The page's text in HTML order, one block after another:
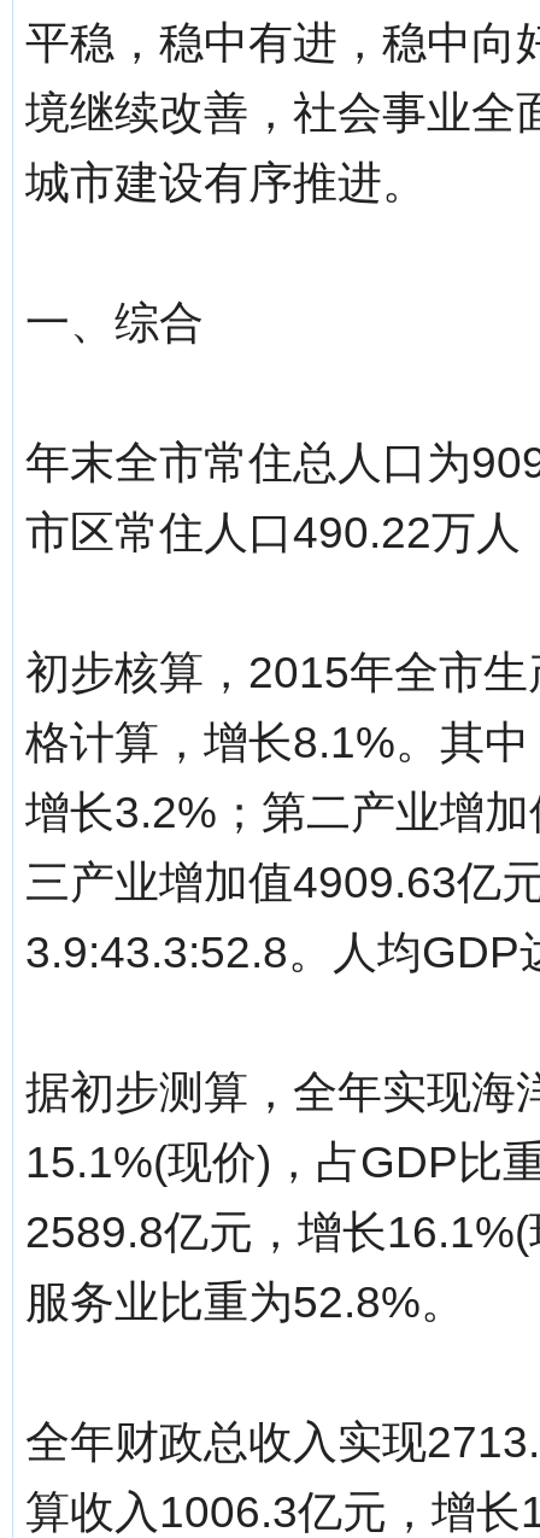
平稳，稳中有进，稳中向
境继续改善，社会事业全
城市建设有序推进。
一、综合
年末全市常住总人口为
市区常住人口490.22万人
初步核算，2015年全市
格计算，增长8.1%。其
增长3.2%；第二产业增
三产业增加值4909.63亿
3.9:43.3:52.8。人均GDP
据初步测算，全年实现海
15.1%(现价)，占GDP比
2589.8亿元，增长
服务业比重为52.8%。
全年财政总收入实现
算收入1006.3亿元，增